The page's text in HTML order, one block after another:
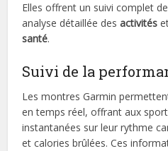
Elles offrent un suivi complet
analyse détaillée desactivités
santé.
Suivi de la
Les montres Garmin
en temps réel, offrant aux
instantanées sur leur rythme
et calories brûlées. Ces